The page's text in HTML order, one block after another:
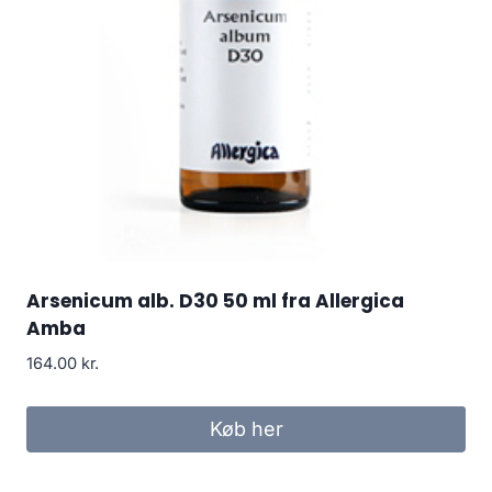
Arsenicum alb. D30 50 ml fra Allergica
Amba
164.00 kr.
Køb her